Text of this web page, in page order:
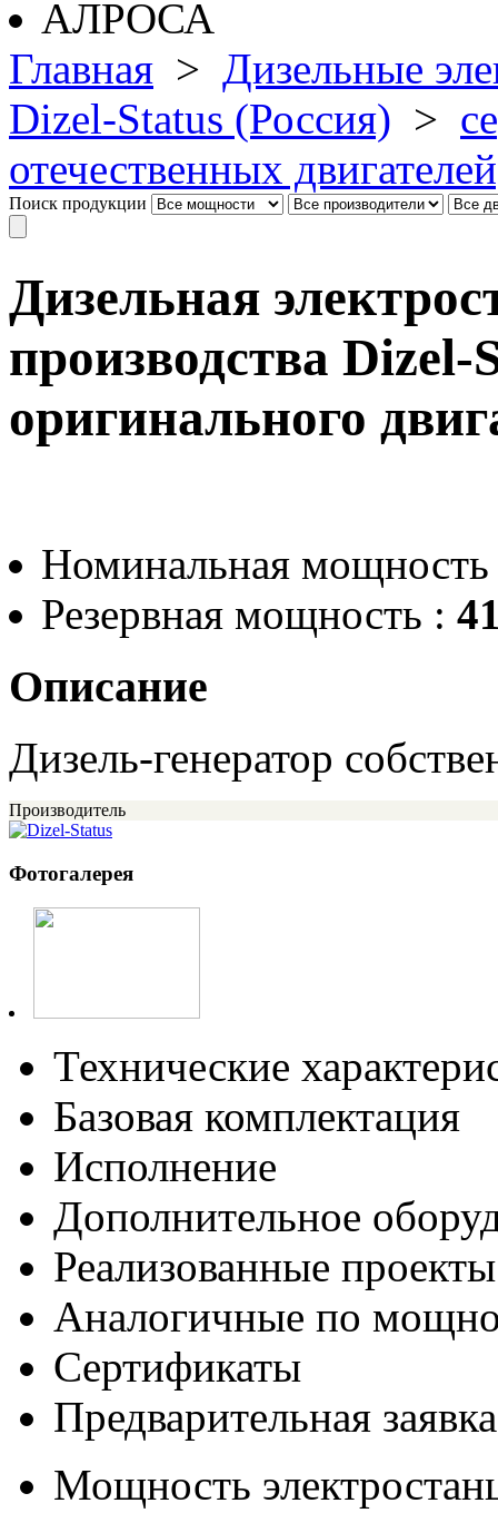
Главная > Дизельные
Dizel-Status (Россия) >
отечественных
Поиск продукции
Дизельная
производства Dizel-
оригинального
Номинальная
Резервная мощность :
Описание
Дизель-генератор
Производитель
Фотогалерея
Технические
Базовая комплектация
Исполнение
Дополнительное
Реализованные проекты
Аналогичные по
Сертификаты
Предварительная заявка
Мощность